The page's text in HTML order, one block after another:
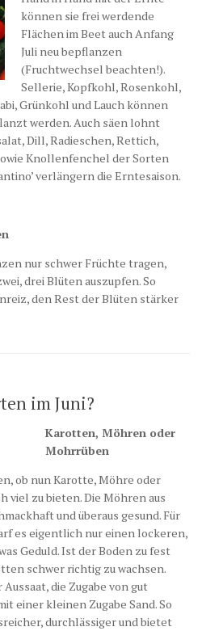
können sie frei werdende
Flächen im Beet auch Anfang
Juli neu bepflanzen
(Fruchtwechsel beachten!).
Sellerie, Kopfkohl, Rosenkohl,
Grünkohl und Lauch können
werden. Auch säen lohnt
Dill, Radieschen, Rettich,
Knollenfenchel der Sorten
verlängern die Erntesaison.
nur schwer Früchte tragen,
drei Blüten auszupfen. So
den Rest der Blüten stärker
im Juni?
Karotten, Möhren oder
Mohrrüben
ob nun Karotte, Möhre oder
viel zu bieten. Die Möhren aus
und überaus gesund. Für
es eigentlich nur einen lockeren,
Geduld. Ist der Boden zu fest
schwer richtig zu wachsen.
die Zugabe von gut
einer kleinen Zugabe Sand. So
durchlässiger und bietet